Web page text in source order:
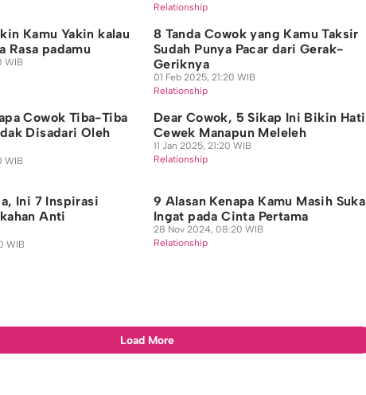
Relationship
Kamu Yakin kalau
Rasa padamu
WIB
8 Tanda Cowok yang Kamu Taksir
Sudah Punya Pacar dari Gerak-
Geriknya
01 Feb 2025, 21:20 WIB
Relationship
Cowok Tiba-Tiba
Disadari Oleh
WIB
Dear Cowok, 5 Sikap Ini Bikin Hati
Cewek Manapun Meleleh
11 Jan 2025, 21:20 WIB
Relationship
Ini 7 Inspirasi
Anti
WIB
9 Alasan Kenapa Kamu Masih Suka
Ingat pada Cinta Pertama
28 Nov 2024, 08:20 WIB
Relationship
Load More